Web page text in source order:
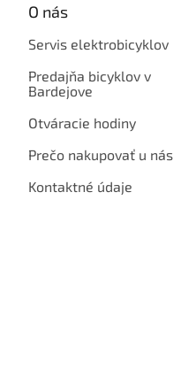
O nás
Servis elektrobicyklov
Predajňa bicyklov v
Bardejove
Otváracie hodiny
Prečo nakupovať u nás
Kontaktné údaje